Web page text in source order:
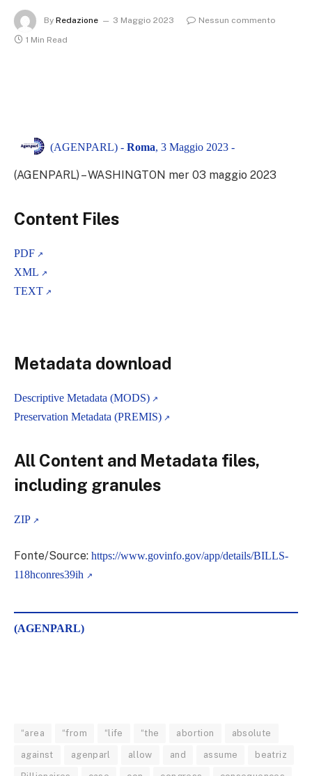
By Redazione 3 Maggio 2023
Nessun commento
1 Min Read
(AGENPARL) - Roma, 3 Maggio 2023 -
(AGENPARL) – WASHINGTON mer 03 maggio 2023
Content Files
PDF
XML
TEXT
Metadata download
Descriptive Metadata (MODS)
Preservation Metadata (PREMIS)
All Content and Metadata files,
including granules
ZIP
Fonte/Source: https://www.govinfo.gov/app/details/BILLS-
118hconres39ih
(AGENPARL)
“area “from “life “the abortion absolute
against agenparl allow and assume beatriz